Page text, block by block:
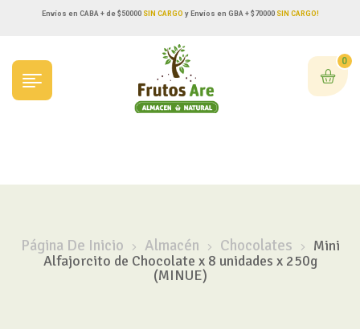
Envíos en CABA + de $50000SIN CARGO y Envíos en GBA + $70000 SIN CARGO!
0
Página De Inicio Almacén Chocolates
Mini
Alfajorcito de Chocolate x 8 unidades x 250g
(MINUE)